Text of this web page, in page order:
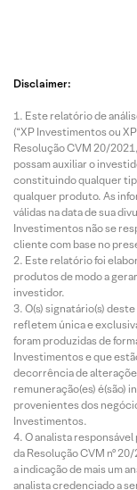
Disclaimer:
Este relatório de
(“XP Investimentos ou
Resolução CVM 20/
possam auxiliar o
constituindo qualquer
qualquer produto. As
válidas na data de sua
Investimentos não se
cliente com base no
Este relatório foi
produtos de modo a
investidor.
O(s) signatário(s)
refletem única e
foram produzidas de
Investimentos e que
decorrência de
remuneração(es) é(são)
provenientes dos
Investimentos.
O analista
da Resolução CVM nº
a indicação de mais um
analista credenciado a